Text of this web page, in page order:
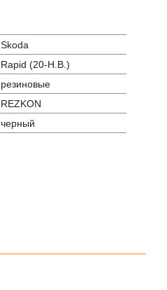
Skoda
Rapid (20-Н.В.)
резиновые
REZKON
черный